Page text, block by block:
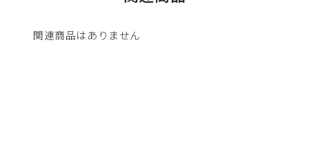
関連商品はありません